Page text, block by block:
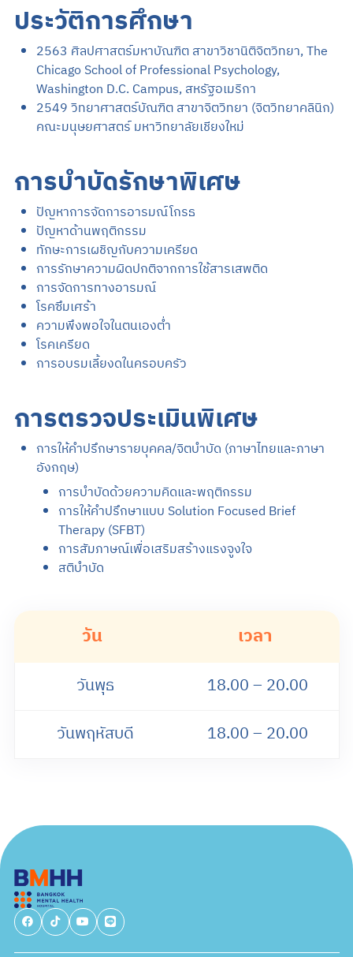
ประวัติการศึกษา
2563 ศิลปศาสตร์มหาบัณฑิต สาขาวิชานิติจิตวิทยา, The
Chicago School of Professional Psychology,
Washington D.C. Campus, สหรัฐอเมริกา
2549 วิทยาศาสตร์บัณฑิต สาขาจิตวิทยา (จิตวิทยาคลินิก)
คณะมนุษยศาสตร์ มหาวิทยาลัยเชียงใหม่
การบำบัดรักษาพิเศษ
ปัญหาการจัดการอารมณ์โกรธ
ปัญหาด้านพฤติกรรม
ทักษะการเผชิญกับความเครียด
การรักษาความผิดปกติจากการใช้สารเสพติด
การจัดการทางอารมณ์
โรคซึมเศร้า
ความพึงพอใจในตนเองต่ำ
โรคเครียด
การอบรมเลี้ยงดในครอบครัว
การตรวจประเมินพิเศษ
การให้คำปรึกษารายบุคคล/จิตบำบัด (ภาษาไทยและภาษา
อังกฤษ)
การบำบัดด้วยความคิดและพฤติกรรม
การให้คำปรึกษาแบบ Solution Focused Brief
Therapy (SFBT)
การสัมภาษณ์เพื่อเสริมสร้างแรงจูงใจ
สติบำบัด
วัน เวลา
วันพุธ
18.00 – 20.00
วันพฤหัสบดี
18.00 – 20.00